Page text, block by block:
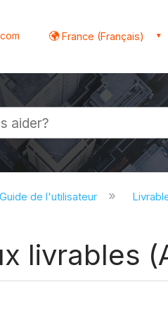
France (Français)
de l'utilisateur
livrables